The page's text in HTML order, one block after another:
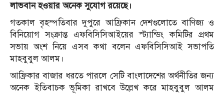
লাভবান হওয়ার অনেক সুযোগ রয়েছে।
গতকাল বৃহস্পতিবার দুপুরে আফ্রিকান দেশগুলোতে বাণিজ্য ও
বিনিয়োগ সংক্রান্ত এফবিসিসিআইয়ের স্ট্যান্ডিং কমিটির প্রথম
সভায় অংশ নিয়ে এসব কথা বলেন এফবিসিসিআই সভাপতি
মাহবুবুল আলম।
আফ্রিকার বাজার ধরতে পারলে সেটি বাংলাদেশের অর্থনীতির জন্য
অনেক ইতিবাচক ভূমিকা রাখবে উল্লেখ করে মাহবুবুল আলম